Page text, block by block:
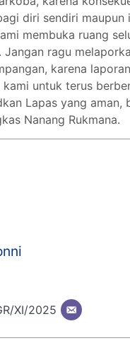
diri sendiri maupun
membuka ruang
Jangan ragu
karena
untuk terus
Lapas yang aman,
Nanang Rukmana.
XI/2025